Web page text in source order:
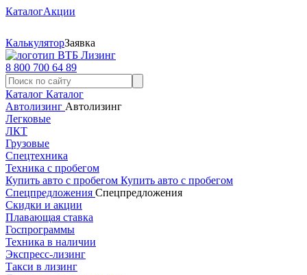
КаталогАкции
КалькуляторЗаявка
8 800 700 64 89
Каталог Каталог
Автолизинг Автолизинг
Легковые
ЛКТ
Грузовые
Спецтехника
Техника с пробегом
Купить авто с пробегом Купить авто с пробегом
Спецпредложения Спецпредложения
Скидки и акции
Плавающая ставка
Госпрограммы
Техника в наличии
Экспресс-лизинг
Такси в лизинг